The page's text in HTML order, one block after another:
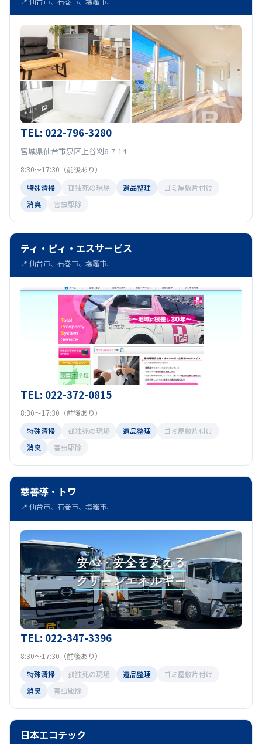
TEL: 022-796-3280
宮城県仙台市泉区上谷刈6-7-14
8:30～17:30（前後あり）
特殊清掃
孤独死の現場 遺品整理
ゴミ屋敷片付け
消臭
害虫駆除
ティ・ピィ・エスサービス
📍 仙台市、石巻市、塩竈市...
TEL: 022-372-0815
8:30～17:30（前後あり）
特殊清掃
孤独死の現場 遺品整理
ゴミ屋敷片付け
消臭
害虫駆除
慈善導・トワ
📍 仙台市、石巻市、塩竈市...
TEL: 022-347-3396
8:30～17:30（前後あり）
特殊清掃
孤独死の現場 遺品整理
ゴミ屋敷片付け
消臭
害虫駆除
日本エコテック